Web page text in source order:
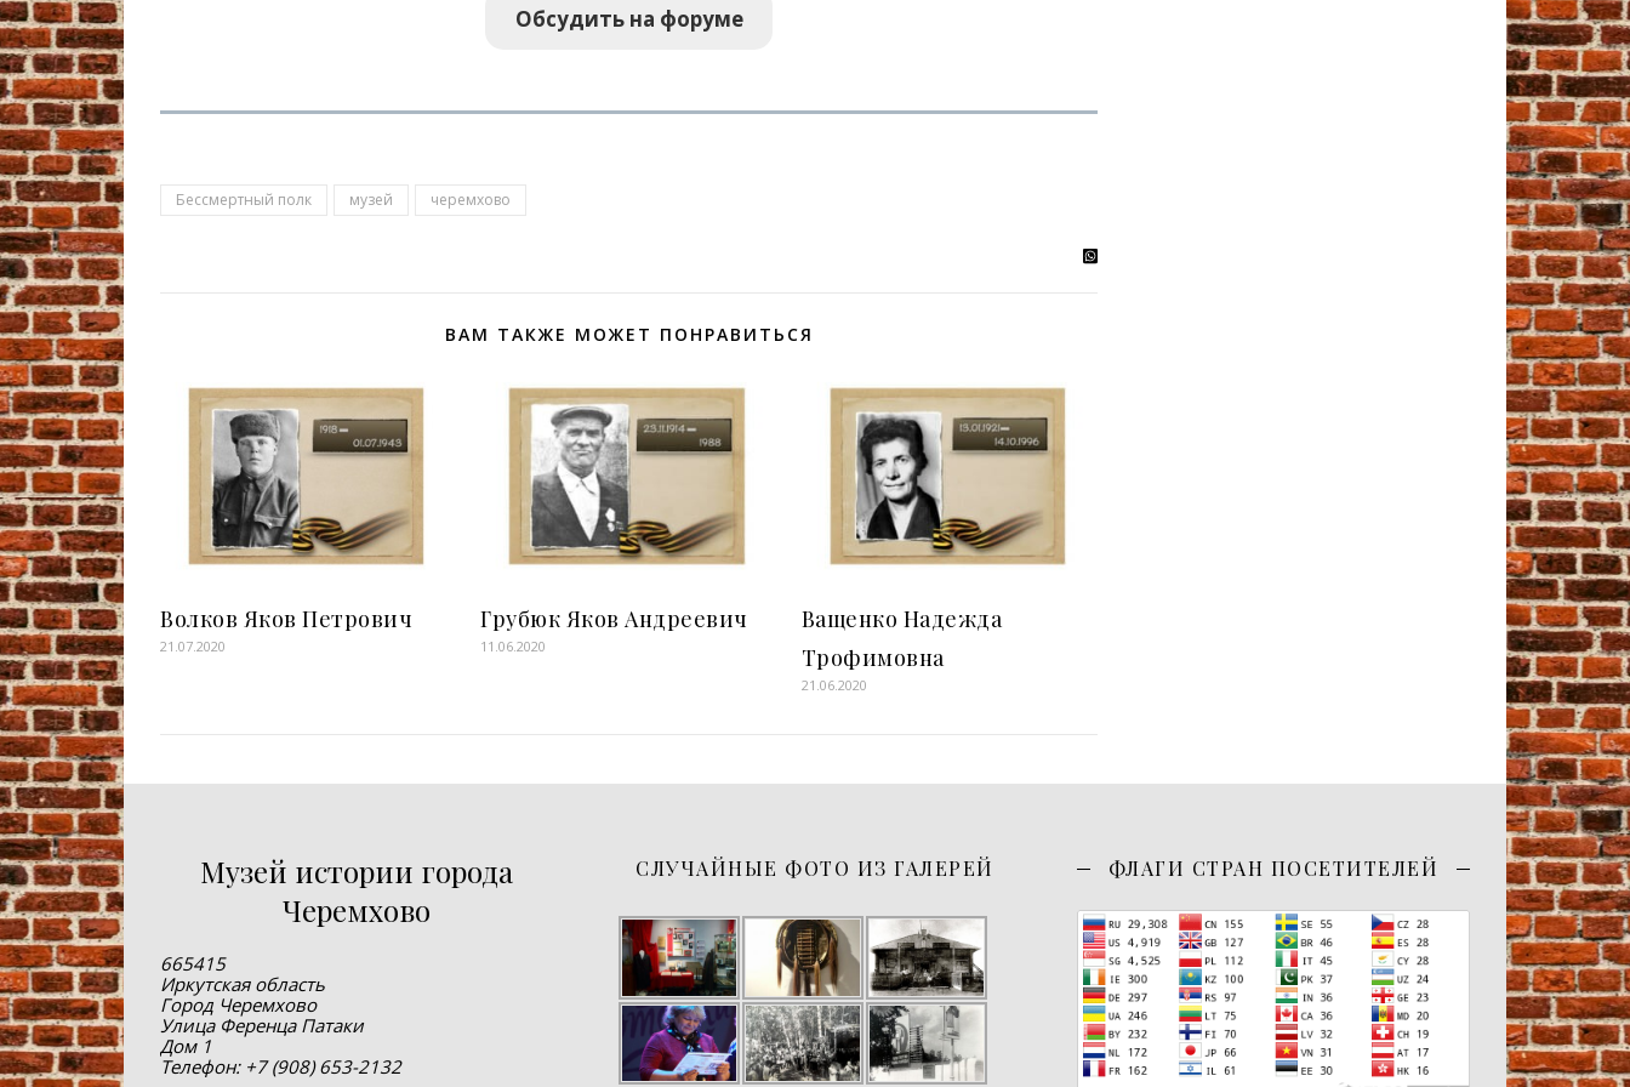
Обсудить на форуме
Бессмертный полк музей черемхово
ВАМ ТАКЖЕ МОЖЕТ ПОНРАВИТЬСЯ
Волков Яков Петрович
21.07.2020
Грубюк Яков Андреевич
11.06.2020
Ващенко Надежда
Трофимовна
21.06.2020
Музей истории города
Черемхово
665415
Иркутская область
Город Черемхово
Улица Ференца Патаки
Дом 1
Телефон: +7 (908) 653-2132
СЛУЧАЙНЫЕ ФОТО ИЗ ГАЛЕРЕЙ ФЛАГИ СТРАН ПОСЕТИТЕЛЕЙ